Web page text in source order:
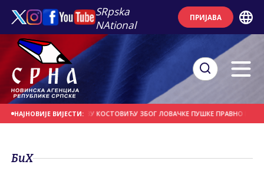
SRpska
NAtional
ПРИЈАВА
НАЈНОВИЈЕ ВИЈЕСТИ:
ПРИТВОР РАДИСАВУ КОСТОВИЋУ ЗБОГ ЛОВАЧКЕ ПУШКЕ ПРАВНО НАСИЉЕ
БиХ